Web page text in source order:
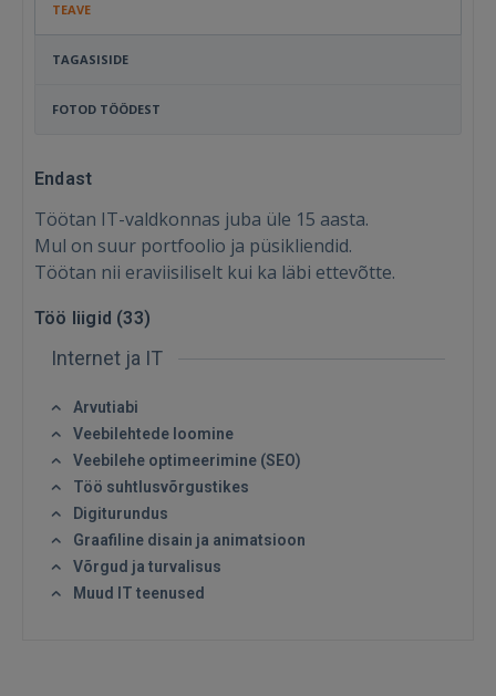
Sisene
TEAVE
TAGASISIDE
FOTOD TÖÖDEST
Endast
Töötan IT-valdkonnas juba üle 15 aasta.
Mul on suur portfoolio ja püsikliendid.
Töötan nii eraviisiliselt kui ka läbi ettevõtte.
Töö liigid (33)
Internet ja IT
Arvutiabi
Veebilehtede loomine
Veebilehe optimeerimine (SEO)
Töö suhtlusvõrgustikes
Digiturundus
Graafiline disain ja animatsioon
Võrgud ja turvalisus
Muud IT teenused